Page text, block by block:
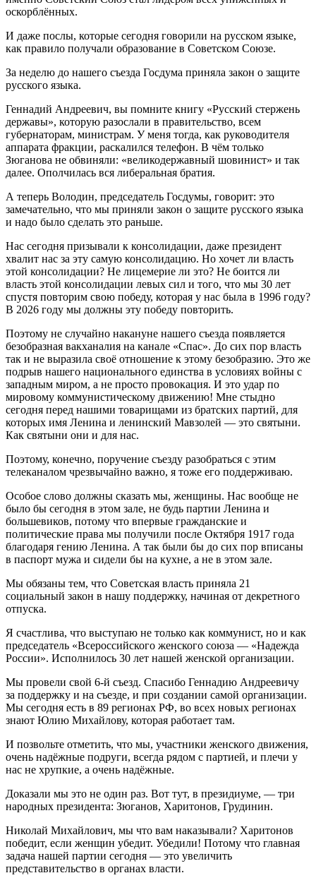
оскорблённых.
И даже послы, которые сегодня говорили на русском языке,
как правило получали образование в Советском Союзе.
За неделю до нашего съезда Госдума приняла закон о защите
русского языка.
Геннадий Андреевич, вы помните книгу «Русский стержень
державы», которую разослали в правительство, всем
губернаторам, министрам. У меня тогда, как руководителя
аппарата фракции, раскалился телефон. В чём только
Зюганова не обвиняли: «великодержавный шовинист» и так
далее. Ополчилась вся либеральная братия.
А теперь Володин, председатель Госдумы, говорит: это
замечательно, что мы приняли закон о защите русского языка
и надо было сделать это раньше.
Нас сегодня призывали к консолидации, даже президент
хвалит нас за эту самую консолидацию. Но хочет ли власть
этой консолидации? Не лицемерие ли это? Не боится ли
власть этой консолидации левых сил и того, что мы 30 лет
спустя повторим свою победу, которая у нас была в 1996 году?
В 2026 году мы должны эту победу повторить.
Поэтому не случайно накануне нашего съезда появляется
безобразная вакханалия на канале «Спас». До сих пор власть
так и не выразила своё отношение к этому безобразию. Это же
подрыв нашего национального единства в условиях войны с
западным миром, а не просто провокация. И это удар по
мировому коммунистическому движению! Мне стыдно
сегодня перед нашими товарищами из братских партий, для
которых имя Ленина и ленинский Мавзолей — это святыни.
Как святыни они и для нас.
Поэтому, конечно, поручение съезду разобраться с этим
телеканалом чрезвычайно важно, я тоже его поддерживаю.
Особое слово должны сказать мы, женщины. Нас вообще не
было бы сегодня в этом зале, не будь партии Ленина и
большевиков, потому что впервые гражданские и
политические права мы получили после Октября 1917 года
благодаря гению Ленина. А так были бы до сих пор вписаны
в паспорт мужа и сидели бы на кухне, а не в этом зале.
Мы обязаны тем, что Советская власть приняла 21
социальный закон в нашу поддержку, начиная от декретного
отпуска.
Я счастлива, что выступаю не только как коммунист, но и как
председатель «Всероссийского женского союза — «Надежда
России». Исполнилось 30 лет нашей женской организации.
Мы провели свой 6-й съезд. Спасибо Геннадию Андреевичу
за поддержку и на съезде, и при создании самой организации.
Мы сегодня есть в 89 регионах РФ, во всех новых регионах
знают Юлию Михайлову, которая работает там.
И позвольте отметить, что мы, участники женского движения,
очень надёжные подруги, всегда рядом с партией, и плечи у
нас не хрупкие, а очень надёжные.
Доказали мы это не один раз. Вот тут, в президиуме, — три
народных президента: Зюганов, Харитонов, Грудинин.
Николай Михайлович, мы что вам наказывали? Харитонов
победит, если женщин убедит. Убедили! Потому что главная
задача нашей партии сегодня — это увеличить
представительство в органах власти.